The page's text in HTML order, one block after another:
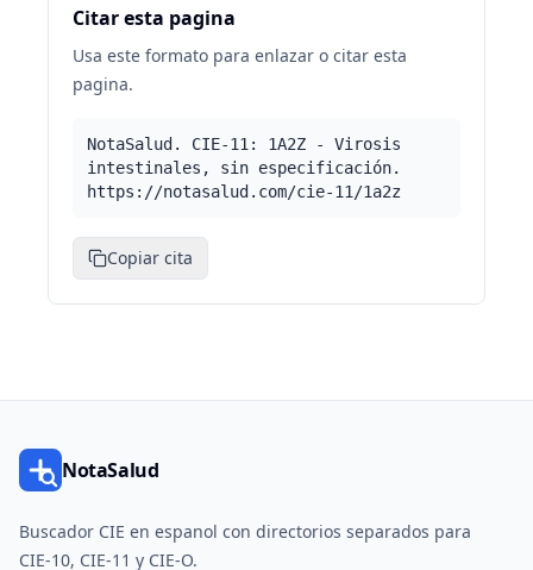
Citar esta pagina
Usa este formato para enlazar o citar esta
pagina.
NotaSalud. CIE-11: 1A2Z - Virosis
intestinales, sin especificación.
https://notasalud.com/cie-11/1a2z
Copiar cita
NotaSalud
Buscador CIE en espanol con directorios separados para
CIE-10, CIE-11 y CIE-O.